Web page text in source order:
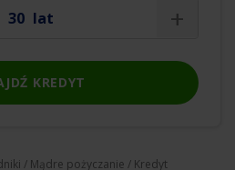
lat +
KREDYT
/ Mądre pożyczanie / Kredyt